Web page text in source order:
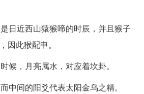
日近西山猿猴啼的时辰，并且猴子
因此猴配申。
候，月亮属水，对应着坎卦。
中间的阳爻代表太阳金乌之精。